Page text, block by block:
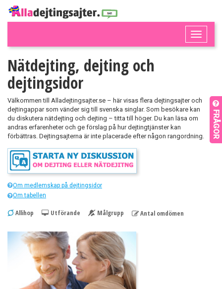
Toggle
Nätdejting, dejting och
dejtingsidor
FRÅGOR
Välkommen till Alladejtingsajter.se – här visas flera dejtingsajter och
dejtingappar som vänder sig till svenska singlar. Som besökare kan
du diskutera nätdejting och dejting – titta till höger. Du kan läsa om
andras erfarenheter och ge förslag på hur dejtingtjänster kan
förbättras. Dejtingsajterna är inte placerade efter någon rangordning.
Om medlemskap på dejtingsidor
Om tabellen
Allihop Utförande Målgrupp Antal omdömen